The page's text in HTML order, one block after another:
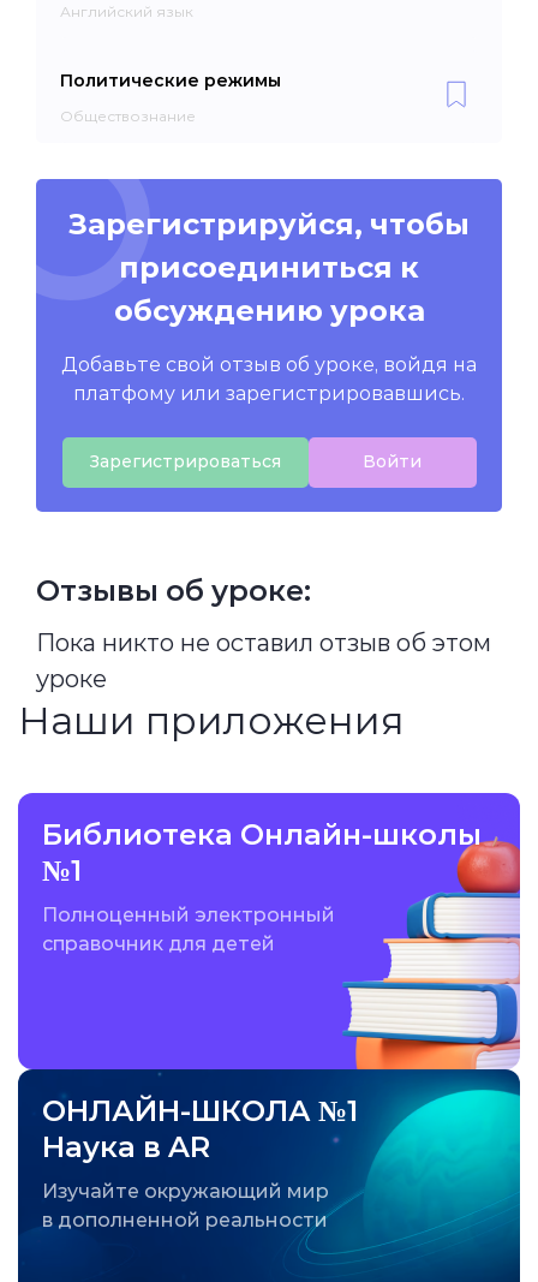
Английский язык
Политические режимы
Обществознание
Зарегистрируйся, чтобы
присоединиться к
обсуждению урока
Добавьте свой отзыв об уроке, войдя на
платфому или зарегистрировавшись.
Зарегистрироваться Войти
Отзывы об уроке:
Пока никто не оставил отзыв об этом
уроке
Наши приложения
Библиотека Онлайн-школы
№1
Полноценный электронный
справочник для детей
ОНЛАЙН-ШКОЛА №1
Наука в AR
Изучайте окружающий мир
в дополненной реальности